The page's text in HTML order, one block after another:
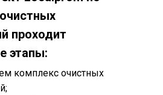
проходит
этапы:
комплекс очистных